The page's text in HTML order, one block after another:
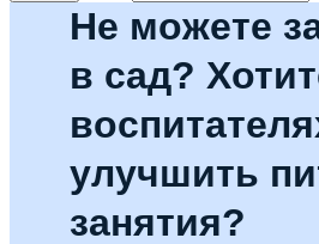
Не можете
в сад?
улучшить
занятия?